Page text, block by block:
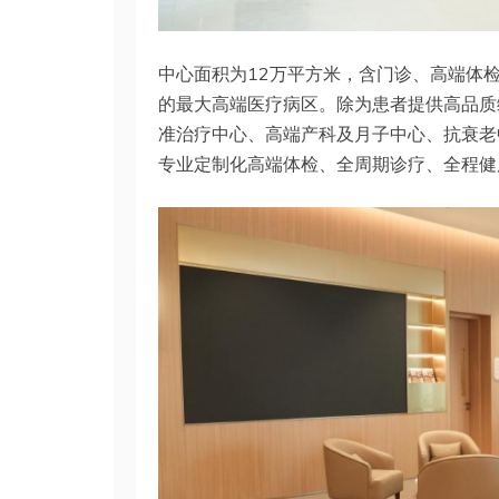
中心面积为12万平方米，含门诊、高端体
的最大高端医疗病区。除为患者提供高品
准治疗中心、高端产科及月子中心、抗衰
专业定制化高端体检、全周期诊疗、全程